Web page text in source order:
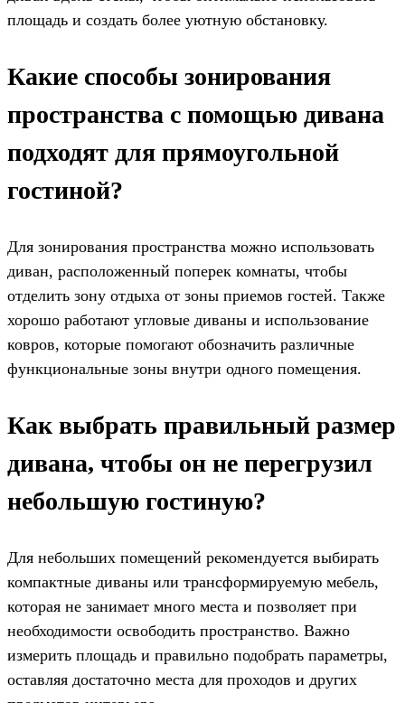
площадь и создать более уютную обстановку.
Какие способы зонирования
пространства с помощью дивана
подходят для прямоугольной
гостиной?
Для зонирования пространства можно использовать
диван, расположенный поперек комнаты, чтобы
отделить зону отдыха от зоны приемов гостей. Также
хорошо работают угловые диваны и использование
ковров, которые помогают обозначить различные
функциональные зоны внутри одного помещения.
Как выбрать правильный размер
дивана, чтобы он не перегрузил
небольшую гостиную?
Для небольших помещений рекомендуется выбирать
компактные диваны или трансформируемую мебель,
которая не занимает много места и позволяет при
необходимости освободить пространство. Важно
измерить площадь и правильно подобрать параметры,
оставляя достаточно места для проходов и других